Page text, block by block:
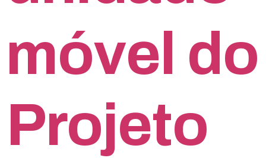
móvel do
Projeto